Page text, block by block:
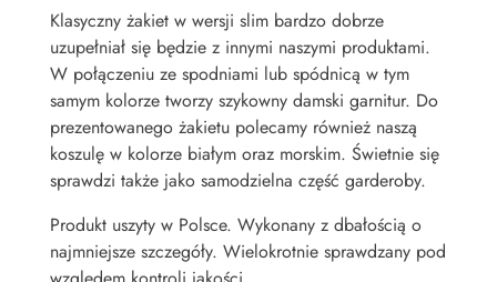
Klasyczny żakiet w wersji slim bardzo dobrze
uzupełniał się będzie z innymi naszymi produktami.
W połączeniu ze spodniami lub spódnicą w tym
samym kolorze tworzy szykowny damski garnitur. Do
prezentowanego żakietu polecamy również naszą
koszulę w kolorze białym oraz morskim. Świetnie się
sprawdzi także jako samodzielna część garderoby.
Produkt uszyty w Polsce. Wykonany z dbałością o
najmniejsze szczegóły. Wielokrotnie sprawdzany pod